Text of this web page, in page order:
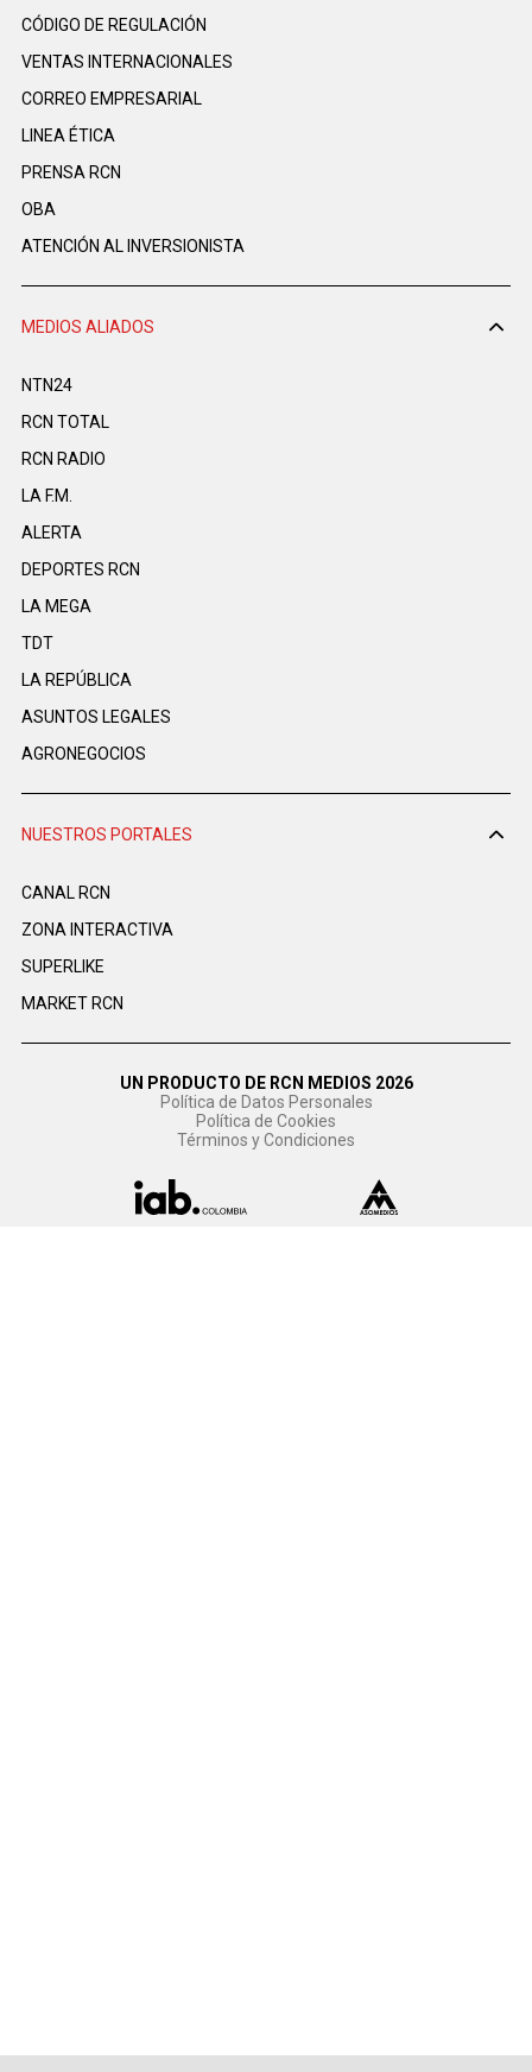
CÓDIGO DE REGULACIÓN
VENTAS INTERNACIONALES
CORREO EMPRESARIAL
LINEA ÉTICA
PRENSA RCN
OBA
ATENCIÓN AL INVERSIONISTA
MEDIOS ALIADOS
NTN24
RCN TOTAL
RCN RADIO
LA F.M.
ALERTA
DEPORTES RCN
LA MEGA
TDT
LA REPÚBLICA
ASUNTOS LEGALES
AGRONEGOCIOS
NUESTROS PORTALES
CANAL RCN
ZONA INTERACTIVA
SUPERLIKE
MARKET RCN
UN PRODUCTO DE RCN MEDIOS 2026
Política de Datos Personales
Política de Cookies
Términos y Condiciones